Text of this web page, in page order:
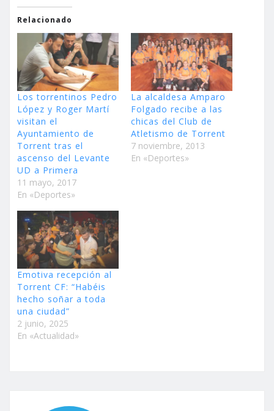
Relacionado
Los torrentinos Pedro
López y Roger Martí
visitan el
Ayuntamiento de
Torrent tras el
ascenso del Levante
UD a Primera
11 mayo, 2017
En «Deportes»
La alcaldesa Amparo
Folgado recibe a las
chicas del Club de
Atletismo de Torrent
7 noviembre, 2013
En «Deportes»
Emotiva recepción al
Torrent CF: “Habéis
hecho soñar a toda
una ciudad”
2 junio, 2025
En «Actualidad»